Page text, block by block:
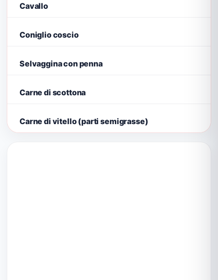
Cavallo
Coniglio coscio
Selvaggina con penna
Carne di scottona
Carne di vitello (parti semigrasse)